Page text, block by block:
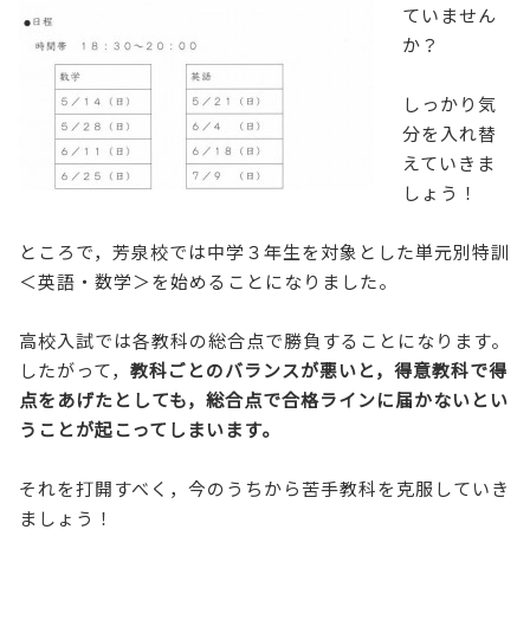
ていません
か？
しっかり気
分を入れ替
えていきま
しょう！
ところで，芳泉校では中学３年生を対象とした単元別特訓
＜英語・数学＞を始めることになりました。
高校入試では各教科の総合点で勝負することになります。
したがって， 教科ごとのバランスが悪いと，得意教科で得
点をあげたとしても，総合点で合格ラインに届かないとい
うことが起こってしまいます。
それを打開すべく，今のうちから苦手教科を克服していき
ましょう！